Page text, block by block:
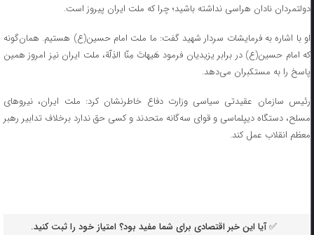
دولتمردان نادان هراسی نداشته باشید؛ چرا که ملت ایران پیروز است.
او با اشاره به فرمایشات سردار شهید گفت: ما ملت امام حسین(ع) هستیم. همان‌گونه
که امام حسین(ع) در برابر یزیدیان فرمودهَیهاتَ مِنّا الذِلّة، ملت ایران نیز امروز همین
پاسخ را به مستکبران می‌دهد.
رئیس سازمان عقیدتی سیاسی وزارت دفاع خاطرنشان کرد: ملت ایران، نیروهای
مسلح، دستگاه دیپلماسی و قوای سه‌گانه متحدند و کسی حق ندارد برخلاف تدابیر رهبر
معظم انقلاب عمل کند.
✅ آیا این خبر اقتصادی برای شما مفید بود؟ امتیاز خود را ثبت کنید.